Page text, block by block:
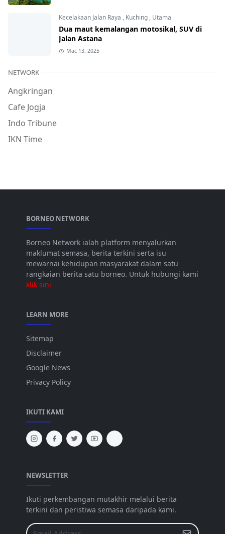
Kecelakaan Jalan Raya , Kuching, Utama
Dua maut kemalangan motosikal, SUV di
Jalan Astana
Mac 13, 2025
NETWORK
Angkringan
Cafe Jogja
Indo Tribune
IKN Time
BORNEO NETWORK
Borneo Network ialah platform menyalurkan
maklumat semasa, berita terkini serta isu
mewarnai kehidupan masyarakat dalam satu
rangkaian berita satu borneo. Untuk hubungi kami
klik sini
LEARN MORE
Sitemap
Disclaimer
Google News
Privacy Policy
IKUTI KAMI
NEWSLETTER
Ikuti perkembangan mutakhir melalui berita
terkini dan peristiwa semasa daripada kami.